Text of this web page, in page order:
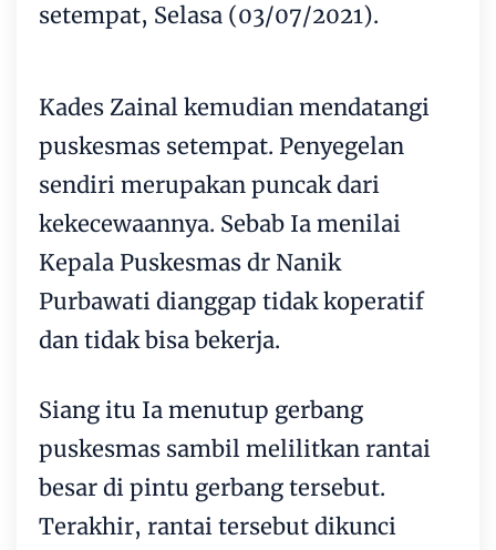
setempat, Selasa (03/07/2021).
Kades Zainal kemudian mendatangi
puskesmas setempat. Penyegelan
sendiri merupakan puncak dari
kekecewaannya. Sebab Ia menilai
Kepala Puskesmas dr Nanik
Purbawati dianggap tidak koperatif
dan tidak bisa bekerja.
Siang itu Ia menutup gerbang
puskesmas sambil melilitkan rantai
besar di pintu gerbang tersebut.
Terakhir, rantai tersebut dikunci